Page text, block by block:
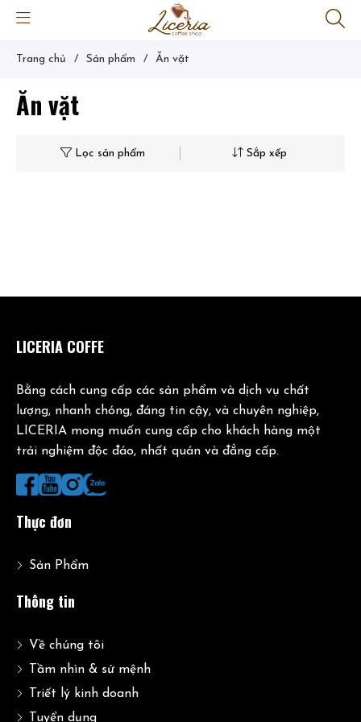
Trang chủ / Sản phẩm / Ăn vặt
Ăn vặt
Lọc sản phẩm Sắp xếp
LICERIA COFFE
Bằng cách cung cấp các sản phẩm và dịch vụ chất
lượng, nhanh chóng, đáng tin cậy, và chuyên nghiệp,
LICERIA mong muốn cung cấp cho khách hàng một
trải nghiệm độc đáo, nhất quán và đẳng cấp.
Thực đơn
Sản Phẩm
Thông tin
Về chúng tôi
Tầm nhìn & sứ mệnh
Triết lý kinh doanh
Tuyển dụng